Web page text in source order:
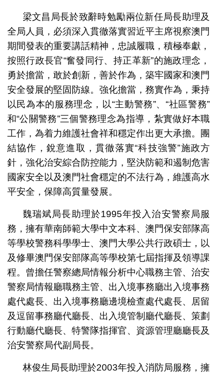
梁文昌局長於致辭時勉勵兩位新任局長助理及
全局人員，必須深入貫徹落實習近平主席視察澳門
期間發表的重要講話精神，忠誠履職，積極奉獻，
按照行政長官“奮發同行、持正革新”的施政理念，
勇於擔當，敢於創新，善於作為，築牢國家和澳門
安全發展的堅固防線。強化擔當，務實作為，秉持
以民為本的服務理念，以“主動警務”、“社區警務”
和“公關警務”三個警務理念為指導，紮實做好本職
工作，為着力維護社會祥和穩定作出更大承擔。團
結協作，銳意進取，貫徹落實“科技強警”施政方
針，強化治安綜合防控能力，堅決防範和遏制危害
國家安全以及澳門社會穩定的不法行為，維護高水
平安全，保障高質量發展。
魏瑞斌局長助理於1995年投入治安警察局服
務，擁有華南師範大學中文本科、澳門保安部隊高
等學校警務科學學士、澳門大學公共行政碩士，以
及修畢澳門保安部隊高等學校第七屆指揮及領導課
程。曾擔任警察總局情報分析中心職務主管、治安
警察局情報廳職務主管、出入境事務廳出入境事務
處代處長、出入境事務廳邊境檢查處代處長、居留
及逗留事務廳代廳長、出入境管制廳代廳長、策劃
行動廳代廳長、特警隊指揮官、資源管理廳廳長及
治安警察局代副局長。
林俊生局長助理於2003年投入消防局服務，擁